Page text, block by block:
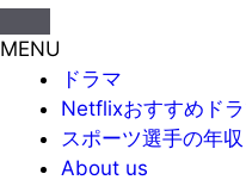
MENU
ドラマ
Netflixおすすめド
スポーツ選手の年収
About us